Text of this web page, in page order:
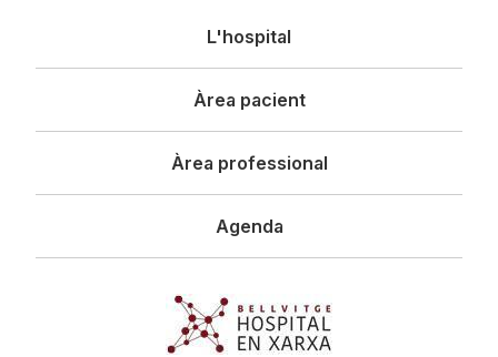
principal
L'hospital
Àrea pacient
Àrea professional
Agenda